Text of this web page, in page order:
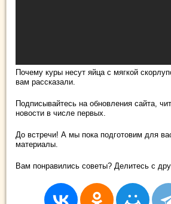
Почему куры несут яйца с мягкой
вам рассказали.
Подписывайтесь на обновления сайта,
новости в числе первых.
До встречи! А мы пока подготовим для
материалы.
Вам понравились советы? Делитесь с